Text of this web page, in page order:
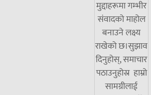
मुद्दाहरूमा गम्भीर
संवादको माहोल
बनाउने लक्ष्य
राखेको छ।सुझाव
दिनुहोस्, समाचार
पठाउनुहोस्र हाम्रो
सामग्रीलाई